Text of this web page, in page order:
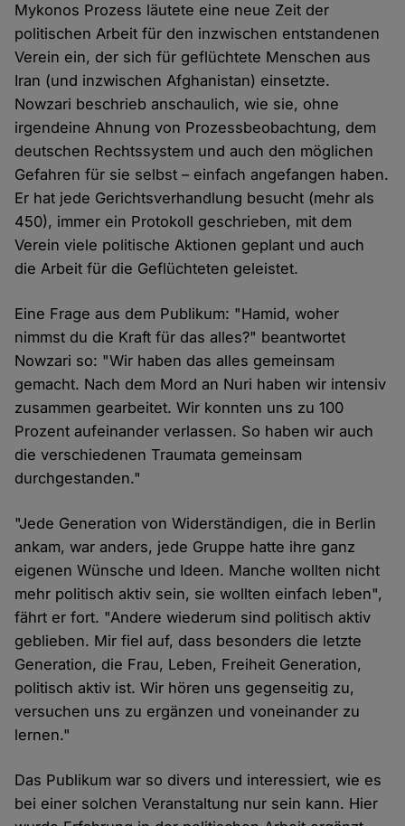
Mykonos Prozess läutete eine neue Zeit der
politischen Arbeit für den inzwischen entstandenen
Verein ein, der sich für geflüchtete Menschen aus
Iran (und inzwischen Afghanistan) einsetzte.
Nowzari beschrieb anschaulich, wie sie, ohne
irgendeine Ahnung von Prozessbeobachtung, dem
deutschen Rechtssystem und auch den möglichen
Gefahren für sie selbst – einfach angefangen haben.
Er hat jede Gerichtsverhandlung besucht (mehr als
450), immer ein Protokoll geschrieben, mit dem
Verein viele politische Aktionen geplant und auch
die Arbeit für die Geflüchteten geleistet.
Eine Frage aus dem Publikum: "Hamid, woher
nimmst du die Kraft für das alles?" beantwortet
Nowzari so: "Wir haben das alles gemeinsam
gemacht. Nach dem Mord an Nuri haben wir intensiv
zusammen gearbeitet. Wir konnten uns zu 100
Prozent aufeinander verlassen. So haben wir auch
die verschiedenen Traumata gemeinsam
durchgestanden."
"Jede Generation von Widerständigen, die in Berlin
ankam, war anders, jede Gruppe hatte ihre ganz
eigenen Wünsche und Ideen. Manche wollten nicht
mehr politisch aktiv sein, sie wollten einfach leben",
fährt er fort. "Andere wiederum sind politisch aktiv
geblieben. Mir fiel auf, dass besonders die letzte
Generation, die Frau, Leben, Freiheit Generation,
politisch aktiv ist. Wir hören uns gegenseitig zu,
versuchen uns zu ergänzen und voneinander zu
lernen."
Das Publikum war so divers und interessiert, wie es
bei einer solchen Veranstaltung nur sein kann. Hier